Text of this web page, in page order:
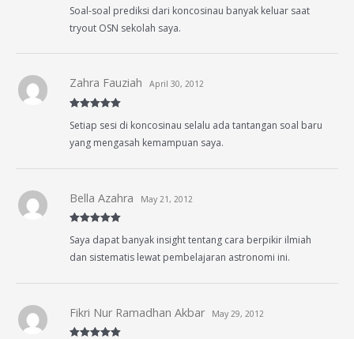
out of 5
Soal-soal prediksi dari koncosinau banyak keluar saat
tryout OSN sekolah saya.
of 5
Zahra Fauziah April 30, 2012
Setiap sesi di koncosinau selalu ada tantangan soal baru
yang mengasah kemampuan saya.
of 5
Bella Azahra May 21, 2012
Saya dapat banyak insight tentang cara berpikir ilmiah
dan sistematis lewat pembelajaran astronomi ini.
Fikri Nur Ramadhan Akbar May 29, 2012